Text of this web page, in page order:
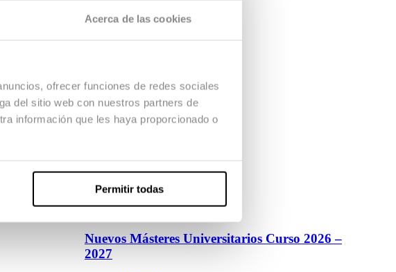
Acerca de las cookies
ofrecer funciones de redes sociales
del sitio web con nuestros partners de
información que les haya proporcionado o
Permitir todas
Nuevos Másteres Universitarios Curso 2026 –
2027